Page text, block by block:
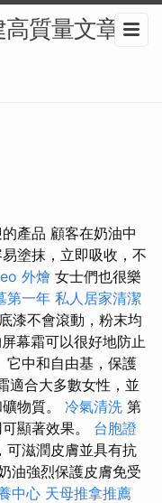
高質量文章-
產品 顧客在奶油中
塗抹，立即吸收，不
外燴 女士們也很樂
第一年 私人居家清潔
底漆不會滾動，粉末均
幕霜可以很好地防止
它中和自由基，保護
適合大多數女性，並
物質。 冷氣清洗 第
顯著效果。 台胞證
可滋潤皮膚並具有抗
油強烈保護皮膚免受
中心 天母推拿推薦